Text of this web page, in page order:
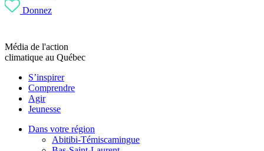
Donnez
Média de l'action
climatique au Québec
S’inspirer
Comprendre
Agir
Jeunesse
Dans votre région
Abitibi-Témiscamingue